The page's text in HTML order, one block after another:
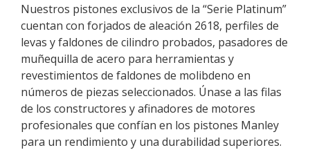
Nuestros pistones exclusivos de la “Serie Platinum”
cuentan con forjados de aleación 2618, perfiles de
levas y faldones de cilindro probados, pasadores de
muñequilla de acero para herramientas y
revestimientos de faldones de molibdeno en
números de piezas seleccionados. Únase a las filas
de los constructores y afinadores de motores
profesionales que confían en los pistones Manley
para un rendimiento y una durabilidad superiores.